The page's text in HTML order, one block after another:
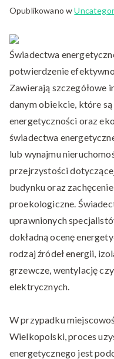
Opublikowano w
Świadectwa
potwierdzenie
Zawierają szczegółowe
danym obiekcie, które
energetyczności oraz
świadectwa
lub wynajmu
przejrzystości
budynku oraz
proekologiczne.
uprawnionych
dokładną ocenę
rodzaj źródeł energii,
grzewcze, wentylację
elektrycznych.
W przypadku
Wielkopolski, proces
energetycznego jest